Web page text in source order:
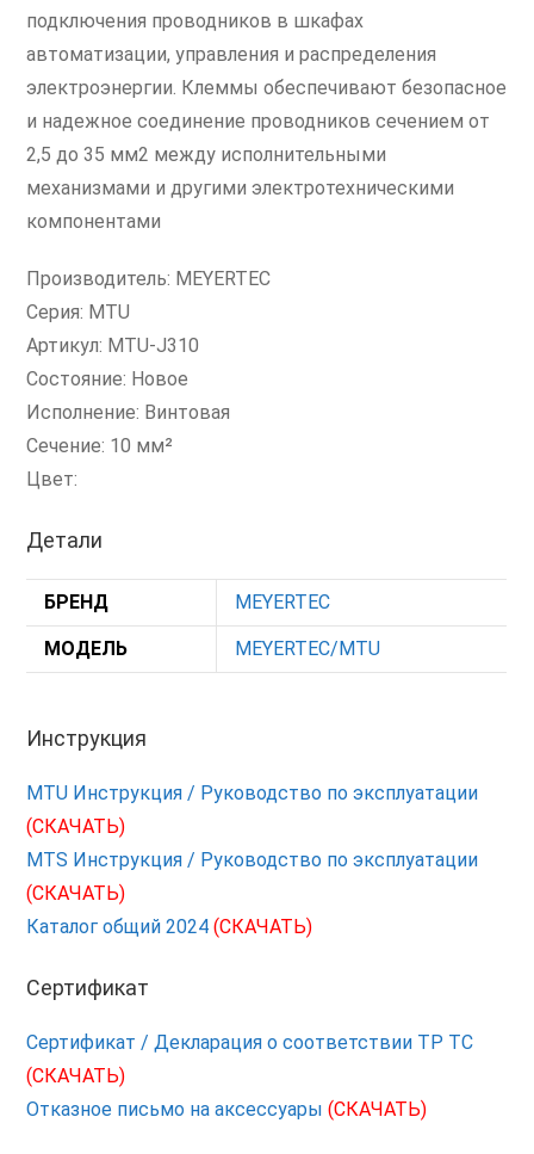
подключения проводников в шкафах
автоматизации, управления и распределения
электроэнергии. Клеммы обеспечивают безопасное
и надежное соединение проводников сечением от
2,5 до 35 мм2 между исполнительными
механизмами и другими электротехническими
компонентами
Производитель: MEYERTEC
Серия: MTU
Артикул: MTU-J310
Состояние: Новое
Исполнение: Винтовая
Сечение: 10 мм²
Цвет:
Детали
БРЕНД MEYERTEC
МОДЕЛЬ MEYERTEC/MTU
Инструкция
MTU Инструкция / Руководство по эксплуатации
(СКАЧАТЬ)
MTS Инструкция / Руководство по эксплуатации
(СКАЧАТЬ)
Каталог общий 2024(СКАЧАТЬ)
Сертификат
Сертификат / Декларация о соответствии ТР ТС
(СКАЧАТЬ)
Отказное письмо на аксессуары(СКАЧАТЬ)